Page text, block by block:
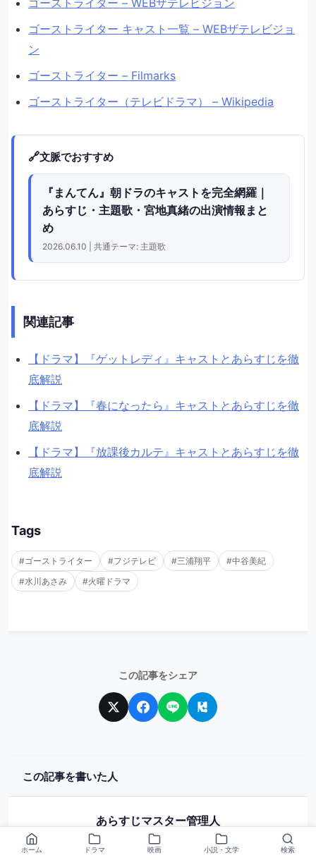
ゴーストライター – WEBザテレビジョン
ゴーストライター キャスト一覧 – WEBザテレビジョ
ン
ゴーストライター – Filmarks
ゴーストライター（テレビドラマ） – Wikipedia
🔗文脈でおすすめ
『まんてん』朝ドラのキャストを完全網羅｜
あらすじ・主題歌・宮地真緒の出演情報まと
め
2026.06.10 | 共通テーマ: 主題歌
関連記事
【ドラマ】『ゲットレディ』キャストとあらすじを徹
底解説
【ドラマ】『春になったら』キャストとあらすじを徹
底解説
【ドラマ】『放課後カルテ』キャストとあらすじを徹
底解説
Tags
#ゴーストライター #フジテレビ #三浦翔平
#中谷美紀
#水川あさみ
#火曜ドラマ
この記事をシェア
この記事を書いた人
あらすじマスター管理人
ドラマ・映画・アニメ・漫画のあらすじ・キャスト・相関図
ホーム ドラマ 映画 小説・文学 検索